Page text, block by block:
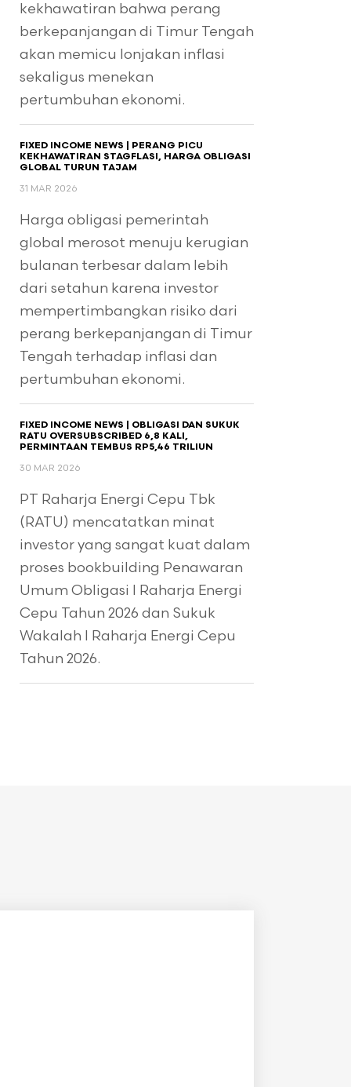
kekhawatiran bahwa perang
berkepanjangan di Timur Tengah
akan memicu lonjakan inflasi
sekaligus menekan
pertumbuhan ekonomi.
FIXED INCOME NEWS | PERANG PICU
KEKHAWATIRAN STAGFLASI, HARGA OBLIGASI
GLOBAL TURUN TAJAM
31 MAR 2026
Harga obligasi pemerintah
global merosot menuju kerugian
bulanan terbesar dalam lebih
dari setahun karena investor
mempertimbangkan risiko dari
perang berkepanjangan di Timur
Tengah terhadap inflasi dan
pertumbuhan ekonomi.
FIXED INCOME NEWS | OBLIGASI DAN SUKUK
RATU OVERSUBSCRIBED 6,8 KALI,
PERMINTAAN TEMBUS RP5,46 TRILIUN
30 MAR 2026
PT Raharja Energi Cepu Tbk
(RATU) mencatatkan minat
investor yang sangat kuat dalam
proses bookbuilding Penawaran
Umum Obligasi I Raharja Energi
Cepu Tahun 2026 dan Sukuk
Wakalah I Raharja Energi Cepu
Tahun 2026.